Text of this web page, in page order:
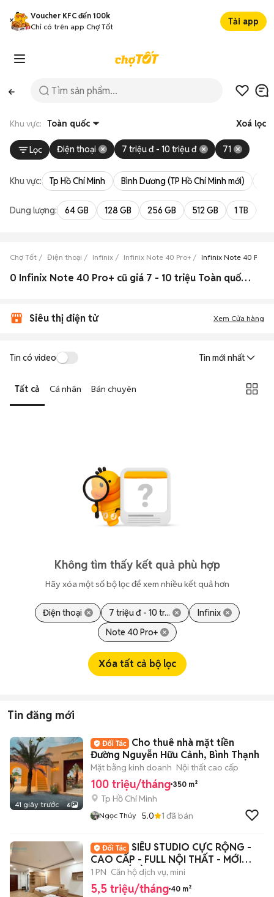
Voucher KFC đến 100k
Chỉ có trên app Chợ Tốt
Tải app
Khu vực: Toàn quốc Xoá lọc
Lọc Điện thoại 7 triệu đ - 10 triệu đ 71
Khu vực: Tp Hồ Chí Minh Bình Dương (TP Hồ Chí Minh mới)
Dung lượng: 64 GB 128 GB 256 GB 512 GB 1 TB
Chợ Tốt Điện thoại Infinix Infinix Note 40 Pro+ Infinix Note 40 Pro+
0 Infinix Note 40 Pro+ cũ giá 7 - 10 triệu Toàn quốc đẹp
Siêu thị điện tử Xem Cửa hàng
Tin có video Tin mới nhất
Tất cả Cá nhân Bán chuyên
Không tìm thấy kết quả phù hợp
Hãy xóa một số bộ lọc để xem nhiều kết quả hơn
Điện thoại 7 triệu đ - 10 tr...
Infinix
Note 40 Pro+
Xóa tất cả bộ lọc
Tin đăng mới
41 giây trước 6
Cho thuê nhà mặt tiền
Đường Nguyễn Hữu Cảnh, Bình Thạnh
Mặt bằng kinh doanh Nội thất cao cấp
100 triệu/tháng 350 m²
Tp Hồ Chí Minh
Ngọc Thúy 5.0 1 đã bán
SIÊU STUDIO CỰC RỘNG -
CAO CẤP - FULL NỘI THẤT - MỚI
100% KẾ ĐẦM SEN
1 PN Căn hộ dịch vụ, mini
5,5 triệu/tháng 40 m²